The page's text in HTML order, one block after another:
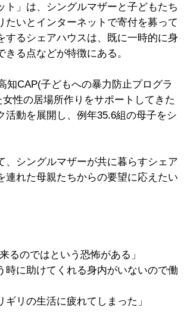
」は、シングルマザーと子どもたち
いとインターネットで寄付を募って
るシェアハウスは、既に一時的に身
る点などが特徴にある。
知CAP(子どもへの暴力防止プログラ
性の居場所作りをサポートしてきた
動を展開し、例年35.6組の母子をシ
シングルマザーが共に暮らすシェア
れた母親たちからの要望に応えたい
るのではという恐怖がある」
時に助けてくれる身内がいないので働
リの生活に疲れてしまった」